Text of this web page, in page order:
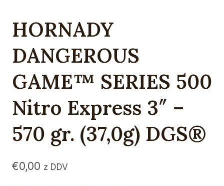
HORNADY
DANGEROUS
GAME™ SERIES 500
Nitro Express 3″ –
570 gr. (37,0g) DGS®
€0,00 z DDV